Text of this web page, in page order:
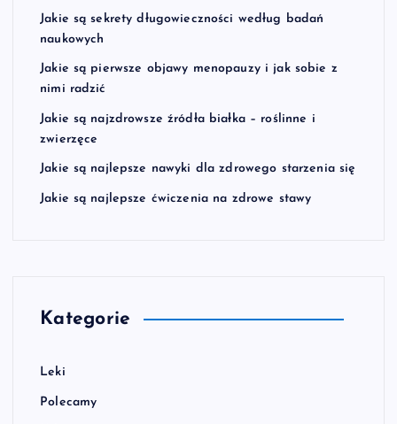
Jakie są sekrety długowieczności według badań
naukowych
Jakie są pierwsze objawy menopauzy i jak sobie z
nimi radzić
Jakie są najzdrowsze źródła białka – roślinne i
zwierzęce
Jakie są najlepsze nawyki dla zdrowego starzenia się
Jakie są najlepsze ćwiczenia na zdrowe stawy
Kategorie
Leki
Polecamy